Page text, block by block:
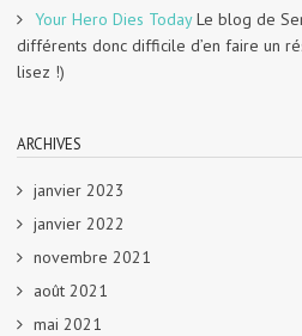
Your Hero Dies TodayLe blog de
différents donc difficile d’en faire un
lisez !)
ARCHIVES
janvier 2023
janvier 2022
novembre 2021
août 2021
mai 2021